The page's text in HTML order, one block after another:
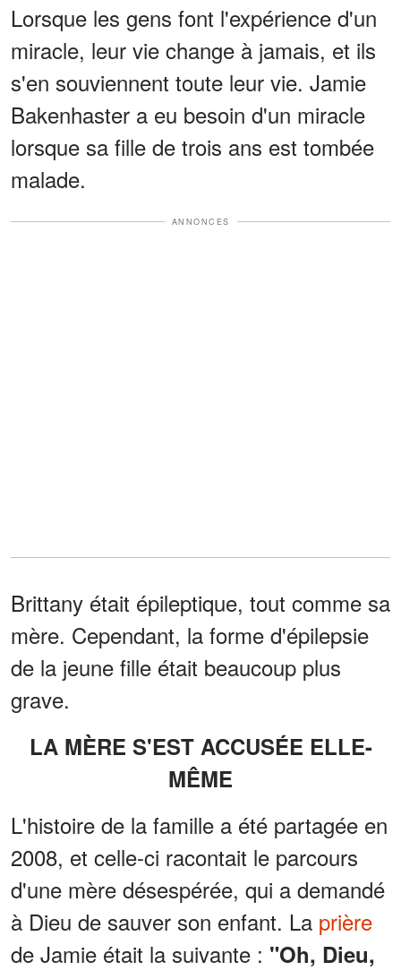
Lorsque les gens font l'expérience d'un
miracle, leur vie change à jamais, et ils
s'en souviennent toute leur vie. Jamie
Bakenhaster a eu besoin d'un miracle
lorsque sa fille de trois ans est tombée
malade.
ANNONCES
Brittany était épileptique, tout comme sa
mère. Cependant, la forme d'épilepsie
de la jeune fille était beaucoup plus
grave.
LA MÈRE S'EST ACCUSÉE ELLE-
MÊME
L'histoire de la famille a été partagée en
2008, et celle-ci racontait le parcours
d'une mère désespérée, qui a demandé
à Dieu de sauver son enfant. La prière
de Jamie était la suivante : "Oh, Dieu,